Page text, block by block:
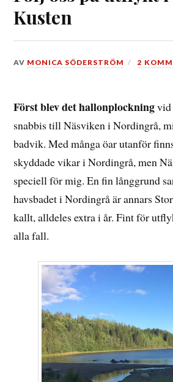
Kusten
DEN
2017
AV MONICA SÖDERSTRÖM 2
Först blev det hallonplockningvid
snabbis till Näsviken i Nordingrå,
badvik. Med många öar utanför
skyddade vikar i Nordingrå, men
speciell för mig. En fin långgrund
havsbadet i Nordingrå är annars
kallt, alldeles extra i år. Fint för
alla fall.